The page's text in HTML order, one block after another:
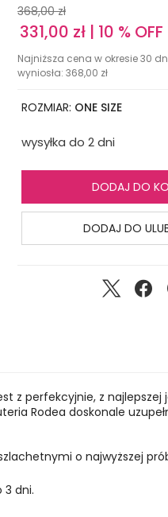
368,00 zł
331,00 zł | 10 % OFF
Najniższa cena w okresie 30
wyniosła: 368,00 zł
ROZMIAR: ONE SIZE
wysyłka do 2 dni
DODAJ DO
DODAJ DO
z perfekcyjnie, z najlepszej
Rodea doskonale
o najwyższej
3 dni.